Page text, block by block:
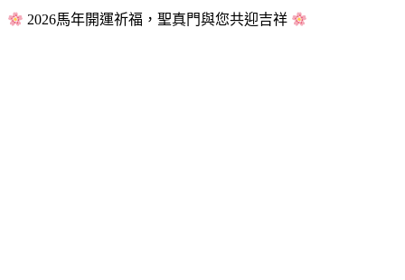
2026馬年開運祈福，聖真門與您共迎吉祥